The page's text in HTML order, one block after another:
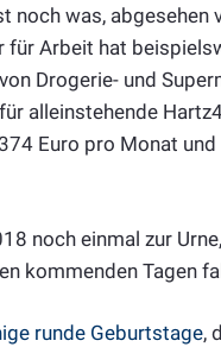
was, abgesehen
für Arbeit hat
Drogerie- und
alleinstehende
Euro pro Monat
noch einmal zur
kommenden Tagen
runde Geburtstage,